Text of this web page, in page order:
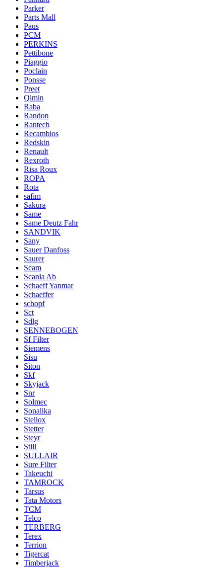
Parker
Parts Mall
Paus
PCM
PERKINS
Pettibone
Piaggio
Poclain
Ponsse
Preet
Qimin
Raba
Randon
Rantech
Recambios
Redskin
Renault
Rexroth
Risa Roux
ROPA
Rota
safim
Sakura
Same
Same Deutz Fahr
SANDVIK
Sany
Sauer Danfoss
Saurer
Scam
Scania Ab
Schaeff Yanmar
Schaeffer
schopf
Sct
Sdlg
SENNEBOGEN
Sf Filter
Siemens
Sisu
Siton
Skf
Skyjack
Snr
Solmec
Sonalika
Stellox
Stetter
Steyr
Still
SULLAIR
Sure Filter
Takeuchi
TAMROCK
Tarsus
Tata Motors
TCM
Telco
TERBERG
Terex
Terrion
Tigercat
Timberjack